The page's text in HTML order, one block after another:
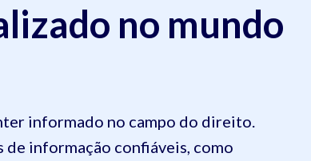
no mundo
informado no campo do direito.
de informação confiáveis, como